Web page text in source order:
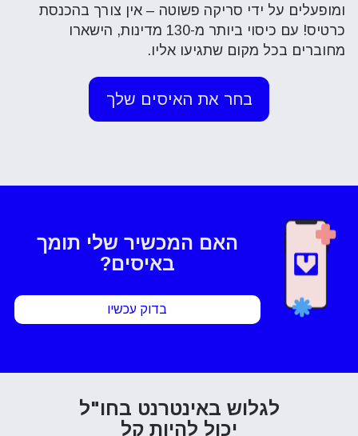
ומופעלים על ידי סריקה פשוטה – אין צורך בהכנסת
כרטיס! עם כיסוי ביותר מ-130 מדינות, הישארו
מחוברים בכל מקום שתגיעו אליו.
בחר את האיסים שלך
האם המכשיר שלי תומך
באיסים?
בדוק עכשיו
לגלוש באינטרנט בחו"ל
יכול להיות קל